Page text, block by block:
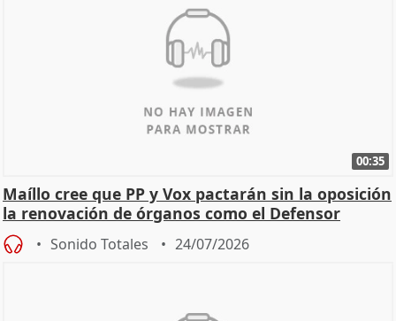
00:35
Maíllo cree que PP y Vox pactarán sin la oposición
la renovación de órganos como el Defensor
Sonido Totales 24/07/2026